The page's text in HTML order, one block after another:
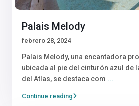
Palais Melody
febrero 28, 2024
Palais Melody, una encantadora
ubicada al pie del cinturón azul de
del Atlas, se destaca com ...
Continue reading